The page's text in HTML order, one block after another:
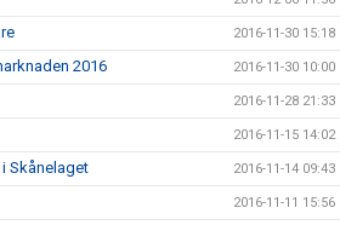
2016-11-30 15:18
2016 2016-11-30 10:00
2016-11-28 21:33
2016-11-15 14:02
Skånelaget 2016-11-14 09:43
2016-11-11 15:56